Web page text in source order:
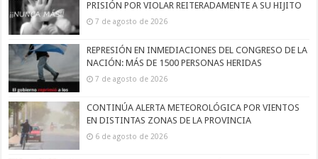
PRISIÓN POR VIOLAR REITERADAMENTE A SU HIJITO
7 de agosto de 2026
REPRESIÓN EN INMEDIACIONES DEL CONGRESO DE LA
NACIÓN: MÁS DE 1500 PERSONAS HERIDAS
7 de agosto de 2026
CONTINÚA ALERTA METEOROLÓGICA POR VIENTOS
EN DISTINTAS ZONAS DE LA PROVINCIA
6 de agosto de 2026